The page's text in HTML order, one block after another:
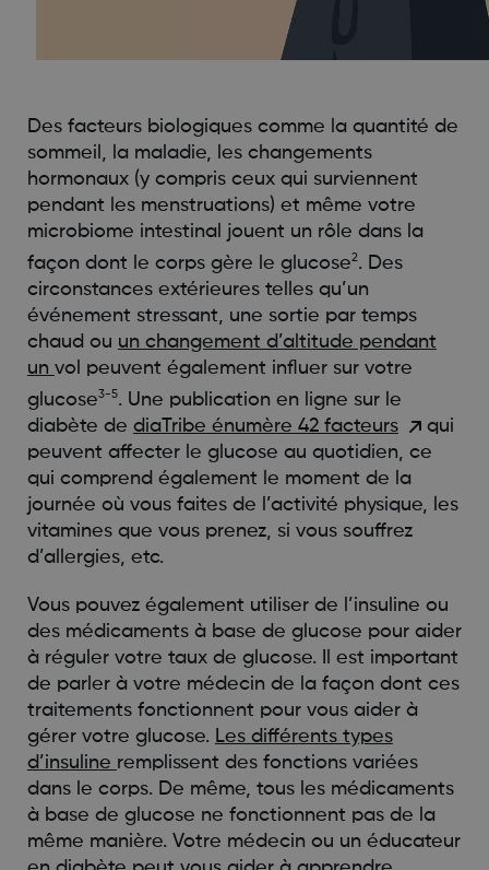
Des facteurs biologiques comme la quantité de
sommeil, la maladie, les changements
hormonaux (y compris ceux qui surviennent
pendant les menstruations) et même votre
microbiome intestinal jouent un rôle dans la
façon dont le corps gère le glucose2. Des
circonstances extérieures telles qu’un
événement stressant, une sortie par temps
chaud ou un changement d’altitude pendant
un vol peuvent également influer sur votre
glucose3-5. Une publication en ligne sur le
diabète de diaTribe énumère 42 facteurs
qui
peuvent affecter le glucose au quotidien, ce
qui comprend également le moment de la
journée où vous faites de l’activité physique, les
vitamines que vous prenez, si vous souffrez
d’allergies, etc.
Vous pouvez également utiliser de l’insuline ou
des médicaments à base de glucose pour aider
à réguler votre taux de glucose. Il est important
de parler à votre médecin de la façon dont ces
traitements fonctionnent pour vous aider à
gérer votre glucose. Les différents types
d’insuline remplissent des fonctions variées
dans le corps. De même, tous les médicaments
à base de glucose ne fonctionnent pas de la
même manière. Votre médecin ou un éducateur